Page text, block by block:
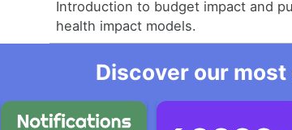
Introduction to budget impact and
health impact models.
Discover our